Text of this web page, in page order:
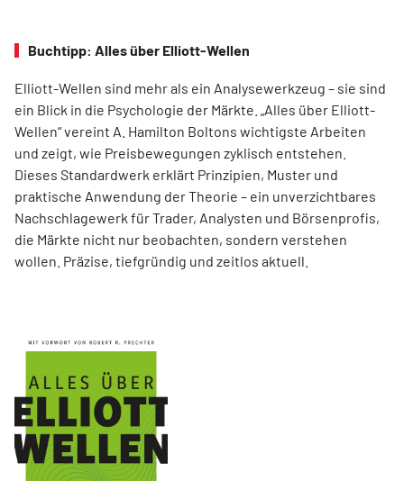
Buchtipp: Alles über Elliott-Wellen
Elliott-Wellen sind mehr als ein Analysewerkzeug – sie sind
ein Blick in die Psychologie der Märkte. „Alles über Elliott-
Wellen“ vereint A. Hamilton Boltons wichtigste Arbeiten
und zeigt, wie Preisbewegungen zyklisch entstehen.
Dieses Standardwerk erklärt Prinzipien, Muster und
praktische Anwendung der Theorie – ein unverzichtbares
Nachschlagewerk für Trader, Analysten und Börsenprofis,
die Märkte nicht nur beobachten, sondern verstehen
wollen. Präzise, tiefgründig und zeitlos aktuell.